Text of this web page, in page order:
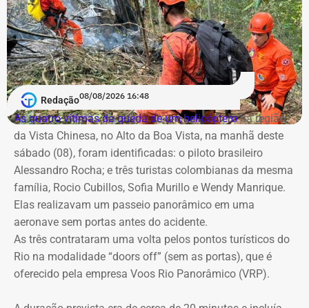
YouTube, com informações sobre os bastidores, a
preparação para o encontro e os principais temas que
devem marcar o primeiro debate entre os candidatos ao
Palácio Guanabara.
A cobertura será realizada em uma operação integrada
com a Band Rio, a BandNews FM Rio e as plataformas
digitais do grupo, acompanhando desde os momentos
que antecedem o debate até a transmissão ao vivo.
Com tradição na realização de debates eleitorais, a Band
promove o encontro como um espaço para o confronto
de ideias e para que os eleitores conheçam as propostas
dos candidatos. A mediação será da jornalista Adriana
Araújo.
Como vai ser o debate
Redação08/08/2026 16:48
As quatro vítimas da queda de um helicópterona região
da Vista Chinesa, no Alto da Boa Vista, na manhã deste
sábado (08), foram identificadas: o piloto brasileiro
Alessandro Rocha; e três turistas colombianas da mesma
família, Rocio Cubillos, Sofia Murillo e Wendy Manrique.
Elas realizavam um passeio panorâmico em uma
aeronave sem portas antes do acidente.
As três contrataram uma volta pelos pontos turísticos do
Rio na modalidade “doors off” (sem as portas), que é
oferecido pela empresa Voos Rio Panorâmico (VRP).